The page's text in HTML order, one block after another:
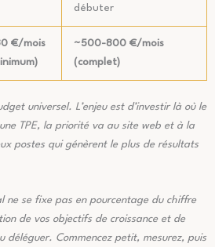
débuter
€/mois
~500-800 €/mois
(complet)
universel. L’enjeu est d’investir là où le
TPE, la priorité va au site web et à la
postes qui génèrent le plus de résultats
ne se fixe pas en pourcentage du chiffre
de vos objectifs de croissance et de
déléguer. Commencez petit, mesurez, puis